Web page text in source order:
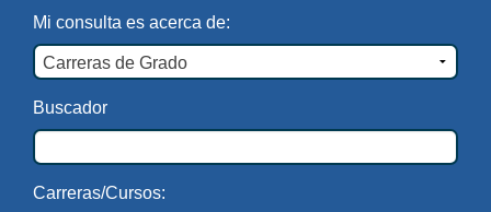
Mi consulta es acerca de:
Buscador
Carreras/Cursos: